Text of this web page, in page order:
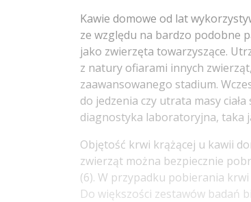
Kawie domowe od lat
ze względu na bardzo podobne
jako zwierzęta towarzyszące.
z natury ofiarami innych
zaawansowanego stadium.
do jedzenia czy utrata masy
diagnostyka laboratoryjna, taka
Objętość krwi krążącej u kawii
zwierząt można bezpiecznie
(6). W przypadku pobierania
Do większości zestawów badań